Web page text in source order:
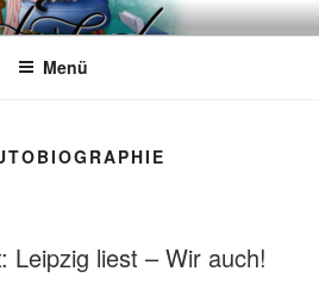
Menü
Leipzig liest – Wir auch!